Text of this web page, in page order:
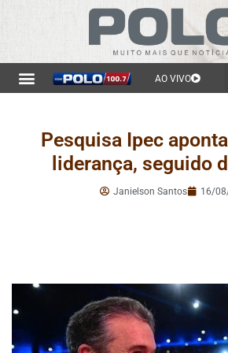
AO VIVO
Pesquisa Ipec
liderança, seguido
Janielson Santos 16/